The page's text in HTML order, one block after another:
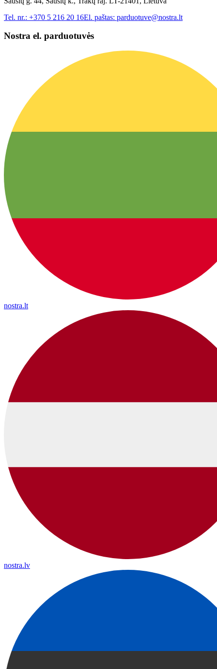
Tel. nr.: +370 5 216 20 16El. paštas: parduotuve@nostra.lt
Nostra el. parduotuvės
nostra.lt
nostra.lv